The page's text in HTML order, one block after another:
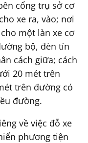
cổng trụ sở cơ
xe ra, vào; nơi
một làn xe cơ
bộ, đèn tín
cách giữa; cách
20 mét trên
trên đường có
đường.
về việc đỗ xe
phương tiện